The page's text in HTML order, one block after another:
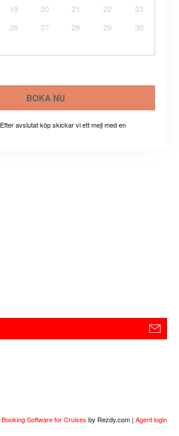
19 20 21 22
23
26 27 28 29
30
BOKA NU
Efter avslutat köp skickar vi ett mejl med en
Booking Software for Cruises by Rezdy.com | Agent login